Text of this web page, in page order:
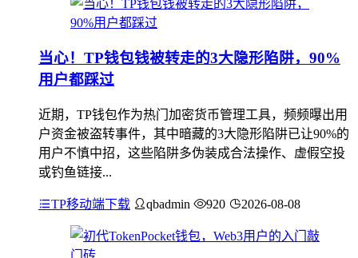
当心！TP钱包钱被转走的3大隐形陷阱，90%
用户都踩过
近期，TP钱包作为热门加密货币管理工具，频频曝出用
户资金被盗转事件，其中暗藏的3大隐形陷阱已让90%的
用户不慎中招，这些陷阱多伪装成合法操作、虚假空投
或钓鱼链接...
TP移动端下载 qbadmin 920 2026-08-08